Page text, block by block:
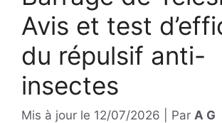
Avis et test
du répulsif anti-
insectes
Mis à jour le 12/07/2026 Par A G